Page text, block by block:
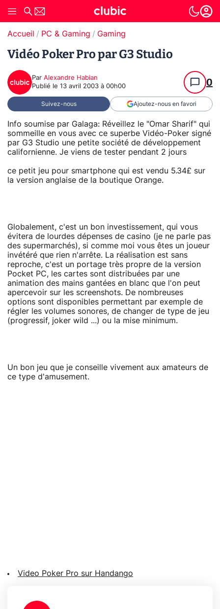
Accueil PC & Gaming Gaming
Vidéo Poker Pro par G3 Studio
Par Alexandre Habian
Publié le 13 avril 2003 à 00h00 0
Suivez-nous Ajoutez-nous en favori
Info soumise par Galaga: Réveillez le "Omar Sharif" qui
sommeille en vous avec ce superbe Vidéo-Poker signé
par G3 Studio une petite société de développement
californienne. Je viens de tester pendant 2 jours
ce petit jeu pour smartphone qui est vendu 5.34£ sur
la version anglaise de la boutique Orange.
Globalement, c'est un bon investissement, qui vous
évitera de lourdes dépenses de casino (je ne parle pas
des supermarchés), si comme moi vous êtes un joueur
invétéré que rien n'arrête. La réalisation est sans
reproche, c'est un portage très propre de la version
Pocket PC, les cartes sont distribuées par une
animation des mains gantées en blanc que l'on peut
apercevoir sur les screenshots. De nombreuses
options sont disponibles permettant par exemple de
régler les volumes sonores, de changer de type de jeu
(progressif, joker wild ...) ou la mise minimum.
Un bon jeu que je conseille vivement aux amateurs de
ce type d'amusement.
Video Poker Pro sur Handango